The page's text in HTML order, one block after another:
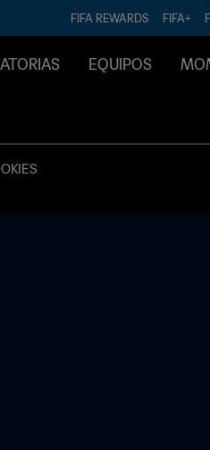
FIFA REWARDS FIFA+
EQUIPOS